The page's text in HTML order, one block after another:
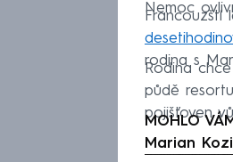
Nemoc
Francouzští
rodina s
Rodina
půdě
pojišťoven
MOHLO
Marian